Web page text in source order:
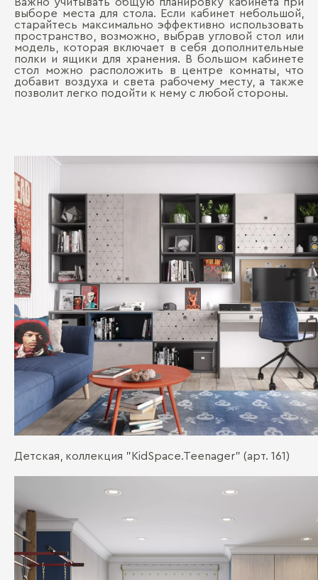
Важно учитывать общую планировку кабинета при
выборе места для стола. Если кабинет небольшой,
старайтесь максимально эффективно использовать
пространство, возможно, выбрав угловой стол или
модель, которая включает в себя дополнительные
полки и ящики для хранения. В большом кабинете
стол можно расположить в центре комнаты, что
добавит воздуха и света рабочему месту, а также
позволит легко подойти к нему с любой стороны.
Детская, коллекция "KidSpace.Teenager" (арт. 161)